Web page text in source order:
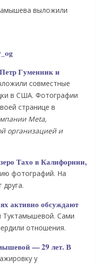
выложили
Гуменник и
совместные
в США. Фотографии
странице в
Meta,
организацией и
Тахо в Калифорнии,
фотографий. На
активно обсуждают
Сами
отношения.
— 29 лет. В
у